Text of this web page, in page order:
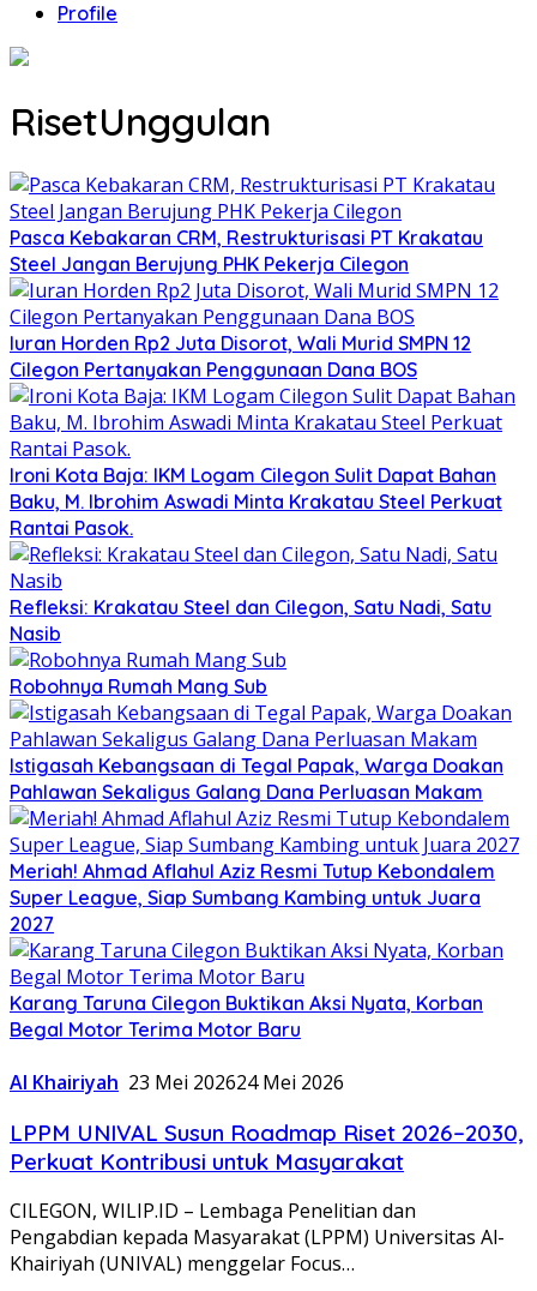
Profile
RisetUnggulan
Pasca Kebakaran CRM, Restrukturisasi PT Krakatau
Steel Jangan Berujung PHK Pekerja Cilegon
Iuran Horden Rp2 Juta Disorot, Wali Murid SMPN 12
Cilegon Pertanyakan Penggunaan Dana BOS
Ironi Kota Baja: IKM Logam Cilegon Sulit Dapat Bahan
Baku, M. Ibrohim Aswadi Minta Krakatau Steel Perkuat
Rantai Pasok.
Refleksi: Krakatau Steel dan Cilegon, Satu Nadi, Satu
Nasib
Robohnya Rumah Mang Sub
Istigasah Kebangsaan di Tegal Papak, Warga Doakan
Pahlawan Sekaligus Galang Dana Perluasan Makam
Meriah! Ahmad Aflahul Aziz Resmi Tutup Kebondalem
Super League, Siap Sumbang Kambing untuk Juara
2027
Karang Taruna Cilegon Buktikan Aksi Nyata, Korban
Begal Motor Terima Motor Baru
Al Khairiyah 23 Mei 202624 Mei 2026
LPPM UNIVAL Susun Roadmap Riset 2026–2030,
Perkuat Kontribusi untuk Masyarakat
CILEGON, WILIP.ID – Lembaga Penelitian dan
Pengabdian kepada Masyarakat (LPPM) Universitas Al-
Khairiyah (UNIVAL) menggelar Focus…